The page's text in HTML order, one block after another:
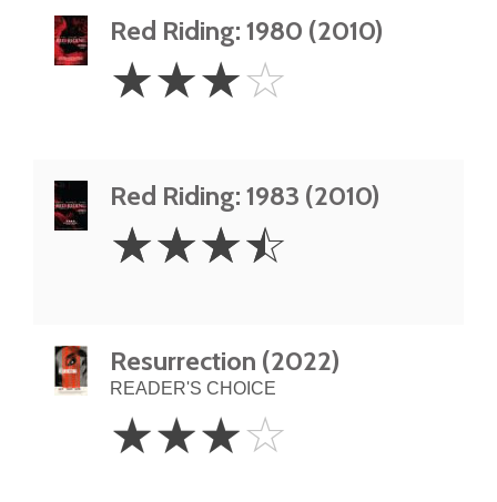
Red Riding: 1980 (2010)
Stars
☆☆☆☆
Red Riding: 1983 (2010)
3.5
Stars
☆☆☆☆
Resurrection (2022)
READER'S CHOICE
Stars
☆☆☆☆